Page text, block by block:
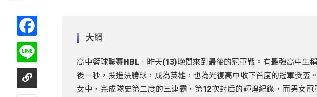
大綱
高中籃球聯賽HBL，昨天(13)晚間來到最後的冠軍戰。有最強高中生
後一秒，投進決勝球，成為英雄，也為光復高中收下首度的冠軍獎盃
女中，完成隊史第二度的三連霸，第12次封后的輝煌紀錄，而男女